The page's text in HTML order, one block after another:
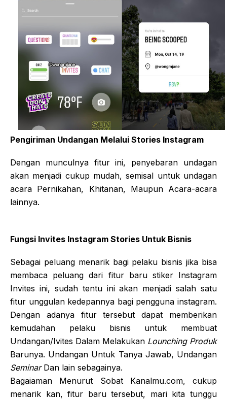
Pengiriman Undangan Melalui Stories Instagram
Dengan munculnya fitur ini, penyebaran undagan
akan menjadi cukup mudah, semisal untuk undagan
acara Pernikahan, Khitanan, Maupun Acara-acara
lainnya.
Fungsi Invites Instagram Stories Untuk Bisnis
Sebagai peluang menarik bagi pelaku bisnis jika bisa
membaca peluang dari fitur baru stiker Instagram
Invites ini, sudah tentu ini akan menjadi salah satu
fitur unggulan kedepannya bagi pengguna instagram.
Dengan adanya fitur tersebut dapat memberikan
kemudahan pelaku bisnis untuk membuat
Undangan/Ivites Dalam Melakukan Lounching Produk
Barunya. Undangan Untuk Tanya Jawab, Undangan
SeminarDan lain sebagainya.
Bagaiaman Menurut Sobat Kanalmu.com, cukup
menarik kan, fitur baru tersebut, mari kita tunggu